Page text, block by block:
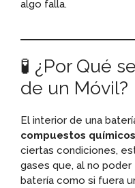
algo falla.
🧪 ¿Por Qué
de un Móvil?
El interior de una
compuestos
ciertas condiciones,
gases que, al no poder
batería como si fuera